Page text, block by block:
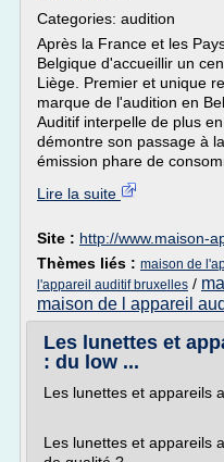
Categories: audition
Après la France et les
Belgique d'accueillir un
Liège. Premier et unique
marque de l'audition en
Auditif interpelle de plus
démontre son passage à
émission phare de
Lire la suite
Site : http://www.maison-
Thèmes liés : maison de
l'appareil auditif bruxelles /
maison de l appareil
Les lunettes et
: du low ...
Les lunettes et appareils
Les lunettes et appareils